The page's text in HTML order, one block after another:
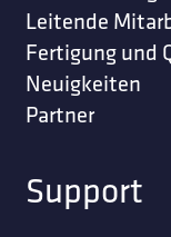
Leitende
Fertigung und
Neuigkeiten
Partner
Support